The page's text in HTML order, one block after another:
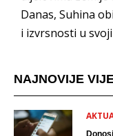
Danas, Suhina
i izvrsnosti u
NAJNOVIJE